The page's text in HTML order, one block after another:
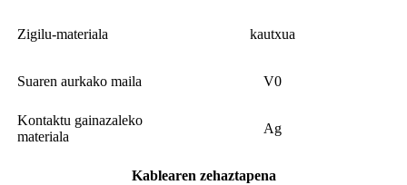
Zigilu-materiala kautxua
Suaren aurkako maila V0
Kontaktu gainazaleko
materiala
Ag
Kablearen zehaztapena